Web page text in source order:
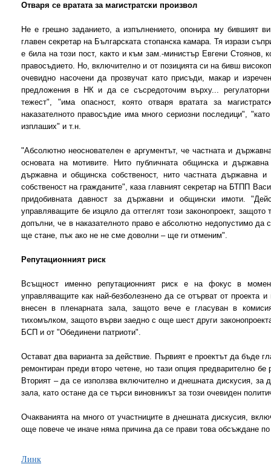
Отваря се вратата за магистратски произвол
Не е грешно заданието, а изпълнението, опонира му бившият
главен секретар на Българската стопанска камара. Тя изрази
е била на този пост, както и към зам.-министър Евгени Стоянов,
правосъдието. Но, включително и от позицията си на бивш
очевидно насочени да прозвучат като присъди, макар и
предложения в НК и да се съсредоточим върху...
тежест", "има опасност, която отваря вратата за
наказателното правосъдие има много сериозни последици",
изплаших" и т.н.
"Абсолютно неоснователен е аргументът, че частната и
основата на мотивите. Нито публичната общинска и държавна
държавна и общинска собственост, нито частната държавна
собственост на гражданите", каза главният секретар на БТПП
придобивната давност за държавни и общински имоти.
управляващите бе изцяло да оттеглят този законопроект,
допълни, че в наказателното право е абсолютно недопустимо да
ще стане, пък ако не не сме доволни – ще ги отменим".
Репутационният риск
Всъщност именно репутационният риск е на фокус в
управляващите как най-безболезнено да се отърват от проекта
внесен в пленарната зала, защото вече е гласуван в
тихомълком, защото върви заедно с още шест други
БСП и от "Обединени патриоти".
Остават два варианта за действие. Първият е проектът да бъде
ремонтиран преди второ четене, но тази опция предварително бе
Вторият – да се използва включително и днешната дискусия, за
зала, като остане да се търси виновникът за този очевиден
Очакванията на много от участниците в днешната дискусия,
още повече че иначе няма причина да се прави това обсъждане
Линк